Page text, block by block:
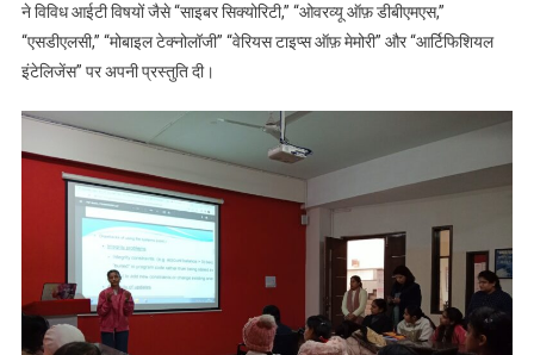
आयोजन
ने विविध आईटी विषयों जैसे “साइबर सिक्योरिटी,” “ओवरव्यू ऑफ़ डीबीएमएस,”
“एसडीएलसी,” “मोबाइल टेक्नोलॉजी” “वेरियस टाइप्स ऑफ़ मेमोरी” और “आर्टिफिशियल
इंटेलिजेंस” पर अपनी प्रस्तुति दी।